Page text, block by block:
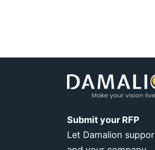
Submit your RFP
Let Damalion